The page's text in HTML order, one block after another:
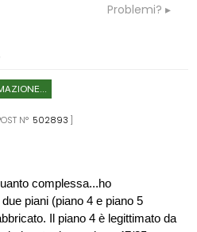
Problemi?
N° 502893 ]
complessa...ho
piani (piano 4 e piano 5
Il piano 4 è legittimato da